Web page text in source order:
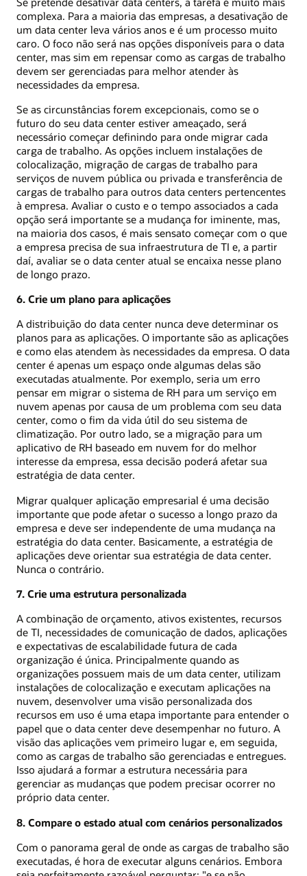
complexa. Para a maioria das empresas, a desativação de
um data center leva vários anos e é um processo muito
caro. O foco não será nas opções disponíveis para o data
center, mas sim em repensar como as cargas de trabalho
devem ser gerenciadas para melhor atender às
necessidades da empresa.
Se as circunstâncias forem excepcionais, como se o
futuro do seu data center estiver ameaçado, será
necessário começar definindo para onde migrar cada
carga de trabalho. As opções incluem instalações de
colocalização, migração de cargas de trabalho para
serviços de nuvem pública ou privada e transferência de
cargas de trabalho para outros data centers pertencentes
à empresa. Avaliar o custo e o tempo associados a cada
opção será importante se a mudança for iminente, mas,
na maioria dos casos, é mais sensato começar com o que
a empresa precisa de sua infraestrutura de TI e, a partir
daí, avaliar se o data center atual se encaixa nesse plano
de longo prazo.
6. Crie um plano para aplicações
A distribuição do data center nunca deve determinar os
planos para as aplicações. O importante são as aplicações
e como elas atendem às necessidades da empresa. O data
center é apenas um espaço onde algumas delas são
executadas atualmente. Por exemplo, seria um erro
pensar em migrar o sistema de RH para um serviço em
nuvem apenas por causa de um problema com seu data
center, como o fim da vida útil do seu sistema de
climatização. Por outro lado, se a migração para um
aplicativo de RH baseado em nuvem for do melhor
interesse da empresa, essa decisão poderá afetar sua
estratégia de data center.
Migrar qualquer aplicação empresarial é uma decisão
importante que pode afetar o sucesso a longo prazo da
empresa e deve ser independente de uma mudança na
estratégia do data center. Basicamente, a estratégia de
aplicações deve orientar sua estratégia de data center.
Nunca o contrário.
7. Crie uma estrutura personalizada
A combinação de orçamento, ativos existentes, recursos
de TI, necessidades de comunicação de dados, aplicações
e expectativas de escalabilidade futura de cada
organização é única. Principalmente quando as
organizações possuem mais de um data center, utilizam
instalações de colocalização e executam aplicações na
nuvem, desenvolver uma visão personalizada dos
recursos em uso é uma etapa importante para entender o
papel que o data center deve desempenhar no futuro. A
visão das aplicações vem primeiro lugar e, em seguida,
como as cargas de trabalho são gerenciadas e entregues.
Isso ajudará a formar a estrutura necessária para
gerenciar as mudanças que podem precisar ocorrer no
próprio data center.
8. Compare o estado atual com cenários personalizados
Com o panorama geral de onde as cargas de trabalho são
executadas, é hora de executar alguns cenários. Embora